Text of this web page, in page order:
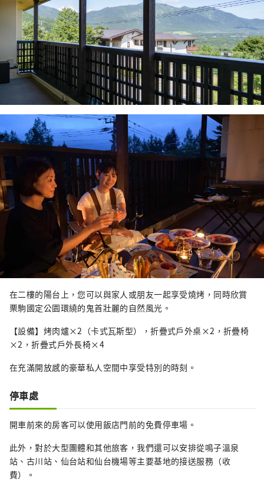
在二樓的陽台上，您可以與家人或朋友一起享受燒烤，同時欣賞
栗駒國定公園環繞的鬼首壯麗的自然風光。
【設備】烤肉爐×2（卡式瓦斯型），折疊式戶外桌×2，折疊椅
×2，折疊式戶外長椅×4
在充滿開放感​​的豪華私人空間中享受特別的時刻。
停車處
開車前來的房客可以使用飯店門前的免費停車場。
此外，對於大型團體和其他旅客，我們還可以安排從鳴子溫泉
站、古川站、仙台站和仙台機場等主要基地的接送服務（收
費）。